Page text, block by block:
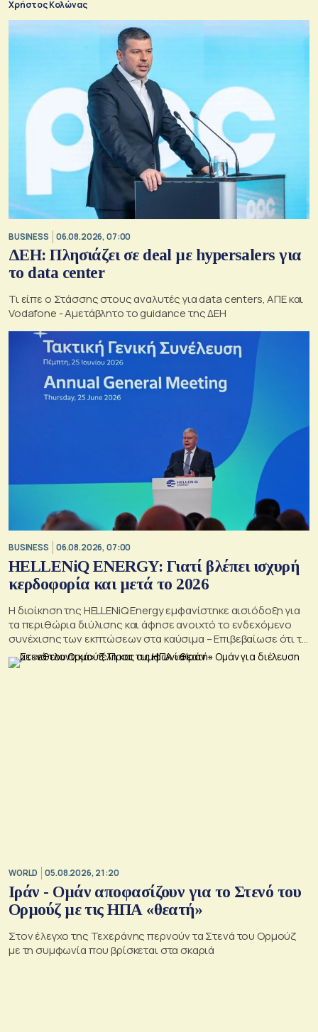
Χρήστος Κολώνας
BUSINESS 06.08.2026, 07:00
ΔΕΗ: Πλησιάζει σε deal με hypersalers για
το data center
Τι είπε ο Στάσσης στους αναλυτές για data centers, ΑΠΕ και
Vodafone - Αμετάβλητο το guidance της ΔΕΗ
BUSINESS 06.08.2026, 07:00
HELLENiQ ENERGY: Γιατί βλέπει ισχυρή
κερδοφορία και μετά το 2026
Η διοίκηση της HELLENiQ Energy εμφανίστηκε αισιόδοξη για
τα περιθώρια διύλισης και άφησε ανοιχτό το ενδεχόμενο
συνέχισης των εκπτώσεων στα καύσιμα – Επιβεβαίωσε ότι το
γεωτρύπανο θα μπει το 2027 στο Βόρειο Ιόνιο
WORLD 05.08.2026, 21:20
Ιράν - Ομάν αποφασίζουν για το Στενό του
Ορμούζ με τις ΗΠΑ «θεατή»
Στον έλεγχο της Τεχεράνης περνούν τα Στενά του Ορμούζ
με τη συμφωνία που βρίσκεται στα σκαριά